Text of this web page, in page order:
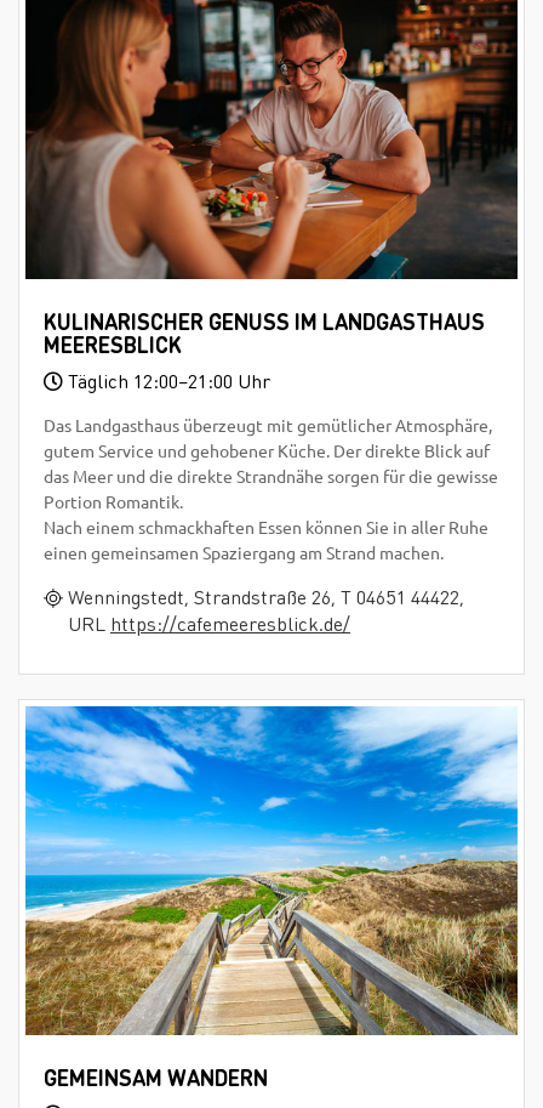
KULINARISCHER GENUSS IM LANDGASTHAUS
MEERESBLICK
Täglich 12:00–21:00 Uhr
Das Landgasthaus überzeugt mit gemütlicher Atmosphäre,
gutem Service und gehobener Küche. Der direkte Blick auf
das Meer und die direkte Strandnähe sorgen für die gewisse
Portion Romantik.
Nach einem schmackhaften Essen können Sie in aller Ruhe
einen gemeinsamen Spaziergang am Strand machen.
Wenningstedt, Strandstraße 26, T 04651 44422,
URL https://cafemeeresblick.de/
GEMEINSAM WANDERN